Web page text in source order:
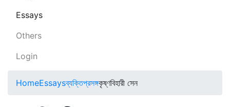
Essays
Others
Login
HomeEssaysব্যক্তিপ্রসঙ্গকৃষ্ণবিহারী সেন